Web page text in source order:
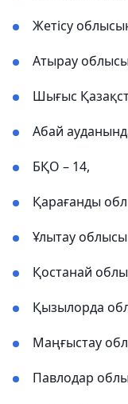
Жетісу
Атырау
Шығыс
Абай
БҚО – 14,
Қарағанды
Ұлытау
Қостанай
Қызылорда
Маңғыстау
Павлодар